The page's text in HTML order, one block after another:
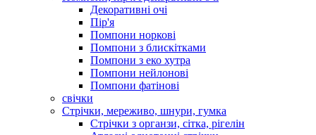
Декоративні очі
Пір'я
Помпони норкові
Помпони з блискітками
Помпони з еко хутра
Помпони нейлонові
Помпони фатінові
свічки
Стрічки, мереживо, шнури, гумка
Стрічки з органзи, сітка, рігелін